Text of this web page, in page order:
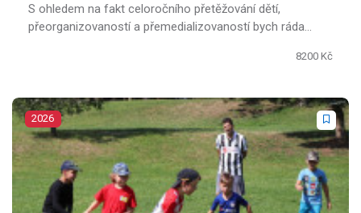
S ohledem na fakt celoročního přetěžování dětí,
přeorganizovaností a přemedializovaností bych ráda
založeného na letní prázdninové rekreaci, ke které patří:
8200 Kč
2026